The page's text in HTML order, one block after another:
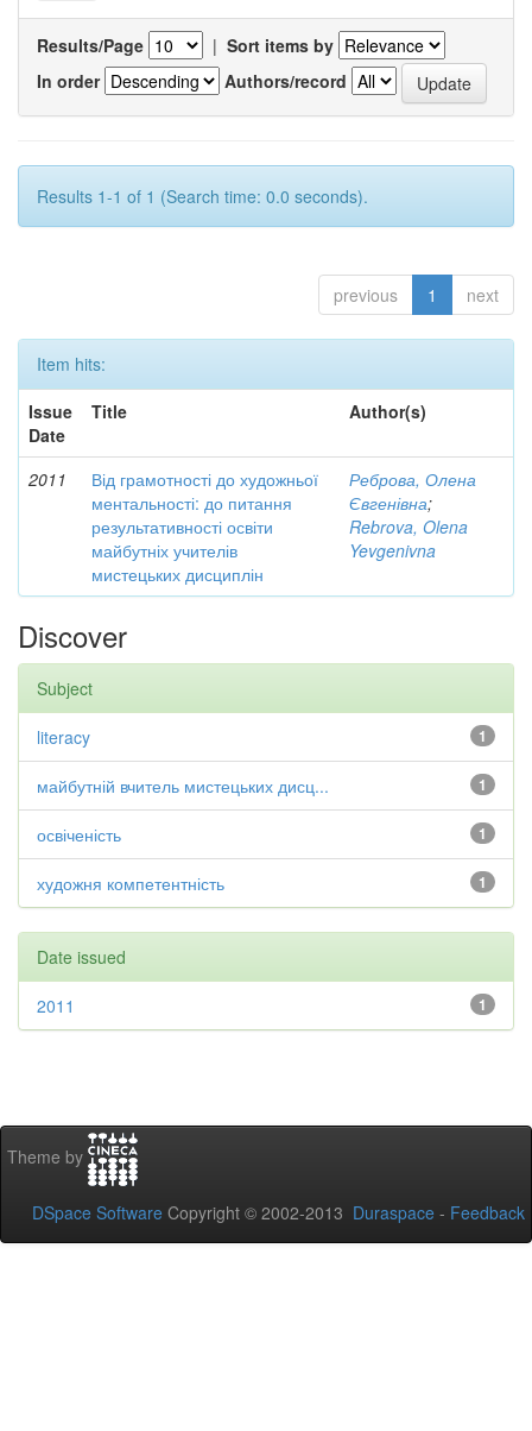
Results/Page | Sort items by
In order
Authors/record
Results 1-1 of 1 (Search time: 0.0 seconds).
previous 1 next
Item hits:
Issue
Date
Title Author(s)
2011
Від грамотності до художньої
ментальності: до питання
результативності освіти
майбутніх учителів
мистецьких дисциплін
Реброва, Олена
Євгенівна;
Rebrova, Olena
Yevgenivna
Discover
Subject
1
literacy
1
майбутній вчитель мистецьких дисц...
1
освіченість
1
художня компетентність
Date issued
1
2011
Theme by
DSpace Software Copyright © 2002-2013 Duraspace - Feedback